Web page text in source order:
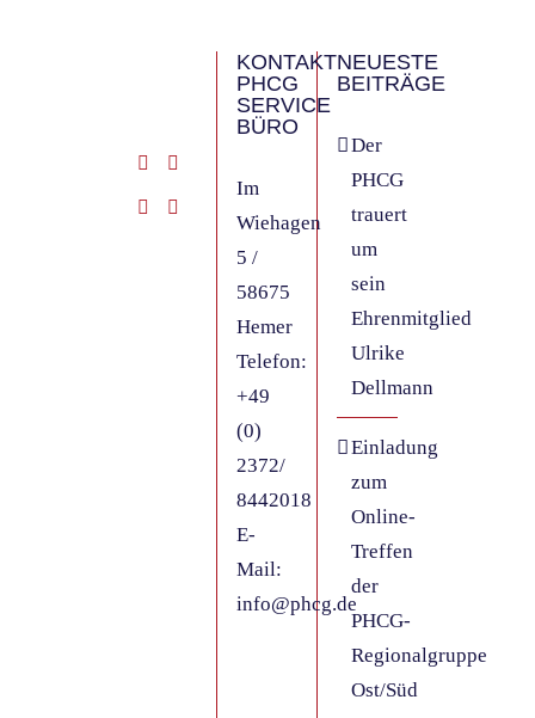
KONTAKT
PHCG
SERVICE
BÜRO
Im
Wiehagen
5 /
58675
Hemer
Telefon:
+49
(0)
2372/
8442018
E-
Mail:
info@phcg.de
NEUESTE
BEITRÄGE
Der
PHCG
trauert
um
sein
Ehrenmitglied
Ulrike
Dellmann
Einladung
zum
Online-
Treffen
der
PHCG-
Regionalgruppe
Ost/Süd